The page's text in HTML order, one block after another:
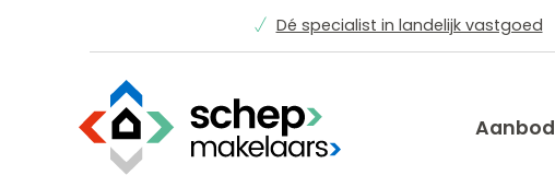
Dé specialist in landelijk vastgoed
Aanbod